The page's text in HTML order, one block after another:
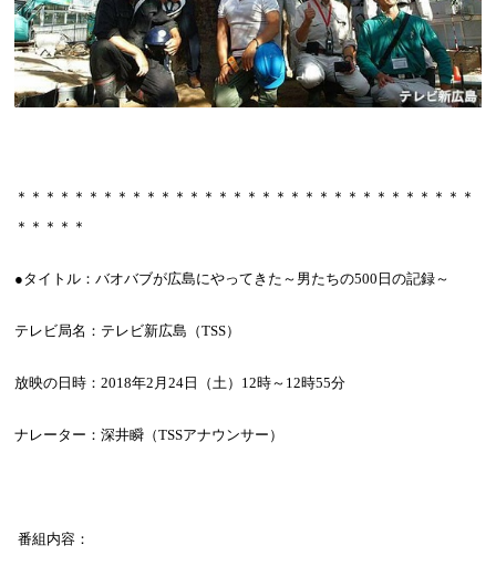
＊＊＊＊＊＊＊＊＊＊＊＊＊＊＊＊＊＊＊＊＊＊＊＊＊＊＊＊＊＊＊＊
＊＊＊＊＊
●タイトル：バオバブが広島にやってきた～男たちの500 日の記録～
テレビ局名：テレビ新広島（TSS）
放映の日時：2018年2 月24 日（土） 12時～ 12時55分
ナレーター：深井瞬（TSSアナウンサー）
番組内容：